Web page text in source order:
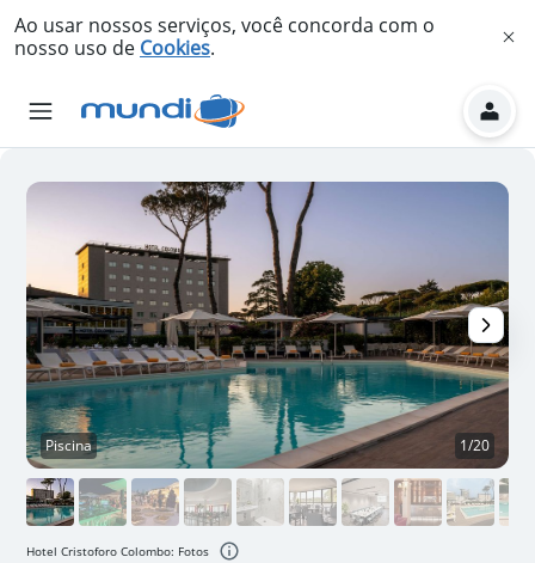
Ao usar nossos serviços, você concorda com o
nosso uso de Cookies.
Piscina 1/20
Hotel Cristoforo Colombo: Fotos